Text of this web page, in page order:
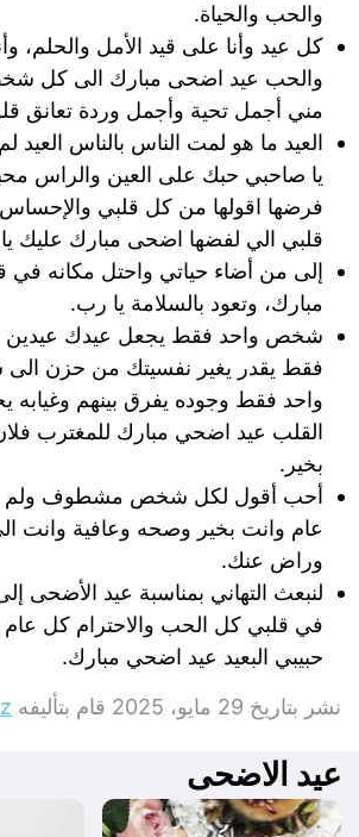
والحب والحياة.
كل عيد وأنا على قيد الأمل والحلم،
والحب عيد اضحى مبارك الى كل
مني أجمل تحية وأجمل وردة تعانق
العيد ما هو لمت الناس بالناس العيد
يا صاحبي حبك على العين والراس
فرضها اقولها من كل قلبي
قلبي الي لفضها اضحى مبارك عليك
إلى من أضاء حياتي واحتل مكانه في
مبارك، وتعود بالسلامة يا رب.
شخص واحد فقط يجعل عيدك
فقط يقدر يغير نفسيتك من حزن
واحد فقط وجوده يفرق بينهم وغيابه
القلب عيد اضحي مبارك للمغترب
بخير.
أحب أقول لكل شخص مشطوف ولم
عام وانت بخير وصحه وعافية وانت
وراض عنك.
لنبعث التهاني بمناسبة عيد الأضحى
في قلبي كل الحب والاحترام كل عام
حبيبي البعيد عيد اضحي مبارك.
نشر بتاريخ 29 مايو، 2025 قام بتأليفه
عيد الاضحى